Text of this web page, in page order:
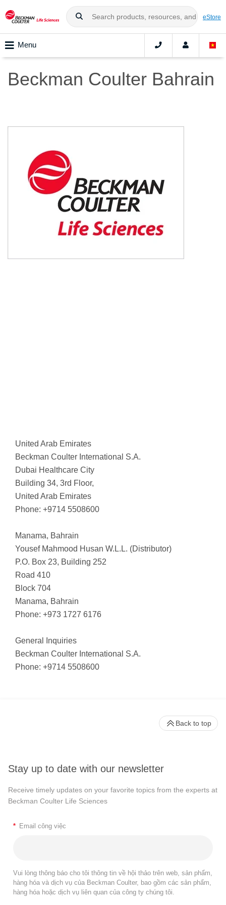
eStore
Menu
Beckman Coulter Bahrain
United Arab Emirates
Beckman Coulter International S.A.
Dubai Healthcare City
Building 34, 3rd Floor,
United Arab Emirates
Phone: +9714 5508600
Manama, Bahrain
Yousef Mahmood Husan W.L.L. (Distributor)
P.O. Box 23, Building 252
Road 410
Block 704
Manama, Bahrain
Phone: +973 1727 6176
General Inquiries
Beckman Coulter International S.A.
Phone: +9714 5508600
Stay up to date with our newsletter
Receive timely updates on your favorite topics from the experts at
Beckman Coulter Life Sciences
* Email công việc
Vui lòng thông báo cho tôi thông tin về hội thảo trên web, sản phẩm,
hàng hóa và dịch vụ của Beckman Coulter, bao gồm các sản phẩm,
hàng hóa hoặc dịch vụ liên quan của công ty chúng tôi.
Back to top